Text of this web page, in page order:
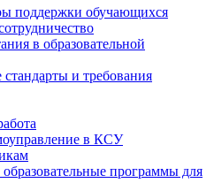
поддержки обучающихся
в образовательной
и требования
в КСУ
программы для